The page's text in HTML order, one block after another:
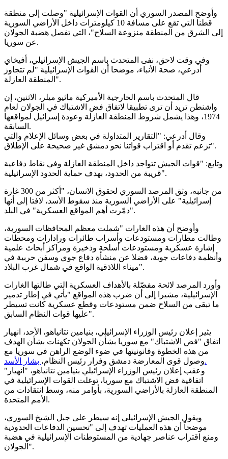
وأوضح المصدر السوري أن القوات الإسرائيلية "وصلت إلى منطقة
قطنا التي تقع على مسافة 10 كيلومترات داخل الأراضي السورية
إلى الشرق من المنطقة منزوعة السلاح"، التي تفصل هضبة الجولان
عن سوريا.
وفي وقت لاحق، نفى المتحدث باسم الجيش الإسرائيلي، أفيخاي
أدرعي، صحة الأنباء، موضحا أن القوات الإسرائيلية "لم تتجاوز
المنطقة العازلة".
قال المتحدث باسم الخارجية الأميركية ماثيو ميلر، الاثنين، إن
واشنطن تريد أن ترى تطبيقا لاتفاق فض الاشتباك في الجولان لعام
1974، وهذا يشمل شروط المنطقة العازلة وعودة إسرائيل لمواقعها
السابقة.
وقال أدرعي: "التقارير المتداولة في بعض وسائل الإعلام والتي
تزعم تقدم أو اقتراب قواتنا نحو دمشق غير صحيحة على الإطلاق".
وتابع: "قوات الجيش تتواجد داخل المنطقة العازلة وفي نقاط دفاعية
قريبة من الحدود، بهدف حماية الحدود الإسرائيلية".
من جانبه، وثق المرصد السوري لحقوق الانسان، "أكثر من 300 غارة
إسرائيلية" على الأراضي السورية منذ سقوط الأسد، لافتا إلى أنها
"دمّرت أهم المواقع العسكرية" في البلد.
وأوضح أن هذه الغارات "شملت معظم المحافظات السورية،
وطالت مطارات ومستودعات وأسراب طائرات ورادارات ومحطات
إشارة عسكرية ومستودعات أسلحة وذخيرة ومراكز أبحاث علمية
وأنظمة دفاعات جوية، فضلا عن منشأة دفاع جوي وسفن حربية في
ميناء اللاذقية الواقع في شمال غرب البلاد".
وأورد المرصد لائحة مفصّلة بالأهداف العسكرية التي طالتها الغارات
الإسرائيلية، مشيرا إلى أن ضرب هذه المواقع "يأتي في إطار تدمير
ما تبقى من السلاح ضمن مستودعات وقطع عسكرية كانت تسيطر
عليها قوات النظام السابق".
يثير إعلان رئيس الوزراء الإسرائيلي، بنيامين نتانياهو، الأحد، انهيار
اتفاق "فض الاشتباك" مع سوريا بشأن الجولان تكهنات بشأن الهدف
من هذه الخطوة وقانونيتها في ضوء الوضع الراهن في سوريا مع
وصول قوى المعارضة دمشق وفرار رئيس النظام،بشار الأسد.
وعقب إعلان رئيس الوزراء الإسرائيلي بنيامين نتانياهو، "انهيار"
اتفاقية فض الاشتباك مع سوريا، توغلت القوات الإسرائيلية في
المنطقة العازلة بالأراضي السورية، بأوامر منه، وسط انتقادات من
الأمم المتحدة.
ويقول الجيش الإسرائيلي إنه سيطر على جبل الشيخ السوري،
موضحاً أن هذه العمليات تهدف إلى "تحسين الدفاعات الحدودية
ومنع اقتراب عناصر جهادية من المستوطنات الإسرائيلية في هضبة
الجولان".